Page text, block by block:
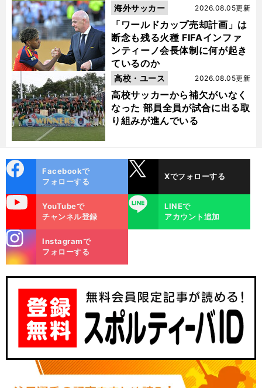
。 前
「ワールドカップ売却計画」は
断念も残る火種 FIFAインファ
ンティーノ会長体制に何が起き
ているのか
2026.08.05更新
海外サッカー
高校サッカーから補欠がいなく
なった 部員全員が試合に出る取
り組みが進んでいる
2026.08.05更新
高校・ユース
ok
Facebookで
フォローする
Xでフォローする
YouTubeで
チャンネル登録
LINE
LINEで
アカウント追加
m
Instagramで
フォローする